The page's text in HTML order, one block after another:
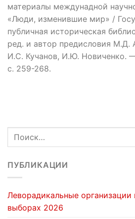
материалы междунадной
«Люди, изменившие мир» /
публичная историческая
ред. и автор предисловия М.Д.
И.С. Кучанов, И.Ю. Новиченко.
с. 259-268.
ПУБЛИКАЦИИ
Леворадикальные организации
выборах 2026